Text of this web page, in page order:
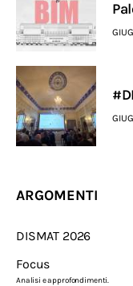
ARGOMENTI
DISMAT 2026
Focus
Analisi e approfondimenti.